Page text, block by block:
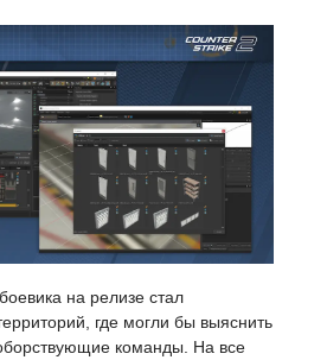
на релизе стал
где могли бы выяснить
команды. На все